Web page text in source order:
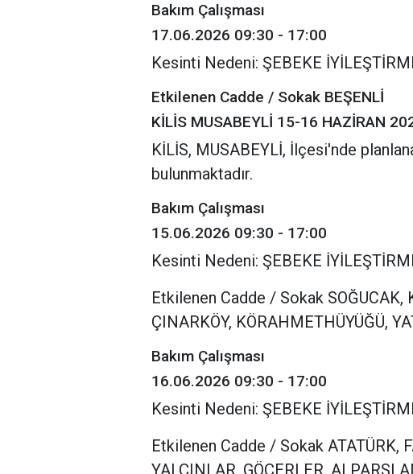
Bakım Çalışması
17.06.2026 09:30 - 17:00
Kesinti Nedeni: ŞEBEKE
Etkilenen Cadde / Sokak BEŞENLİ
KİLİS MUSABEYLİ 15-16 HAZİRAN
KİLİS, MUSABEYLİ, İlçesi'nde
bulunmaktadır.
Bakım Çalışması
15.06.2026 09:30 - 17:00
Kesinti Nedeni: ŞEBEKE
Etkilenen Cadde / Sokak SOĞUCAK,
ÇINARKÖY, KÖRAHMETHÜYÜĞÜ,
Bakım Çalışması
16.06.2026 09:30 - 17:00
Kesinti Nedeni: ŞEBEKE
Etkilenen Cadde / Sokak ATATÜRK,
YALÇINLAR, GÖÇERLER,